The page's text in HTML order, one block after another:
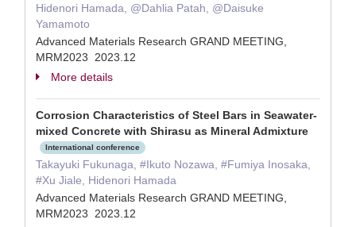
Hidenori Hamada, @Dahlia Patah, @Daisuke
Yamamoto
Advanced Materials Research GRAND MEETING,
MRM2023 2023.12
More details
Corrosion Characteristics of Steel Bars in Seawater-
mixed Concrete with Shirasu as Mineral Admixture
International conference
Takayuki Fukunaga, #Ikuto Nozawa, #Fumiya Inosaka,
#Xu Jiale, Hidenori Hamada
Advanced Materials Research GRAND MEETING,
MRM2023 2023.12